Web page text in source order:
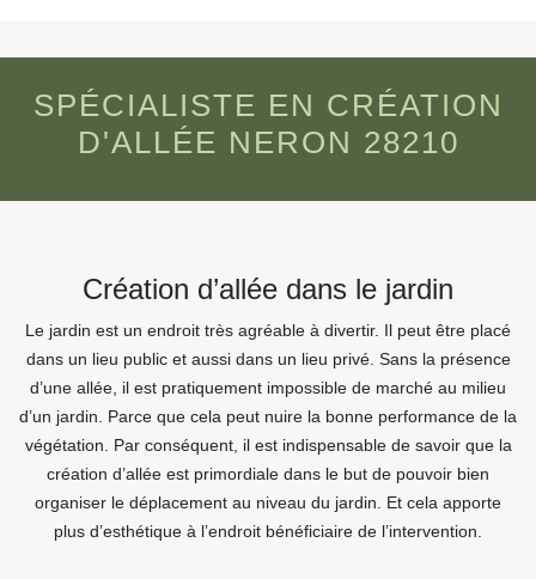
SPÉCIALISTE EN CRÉATION
D'ALLÉE NERON 28210
Création d’allée dans le jardin
Le jardin est un endroit très agréable à divertir. Il peut être placé
dans un lieu public et aussi dans un lieu privé. Sans la présence
d’une allée, il est pratiquement impossible de marché au milieu
d’un jardin. Parce que cela peut nuire la bonne performance de la
végétation. Par conséquent, il est indispensable de savoir que la
création d’allée est primordiale dans le but de pouvoir bien
organiser le déplacement au niveau du jardin. Et cela apporte
plus d’esthétique à l’endroit bénéficiaire de l’intervention.